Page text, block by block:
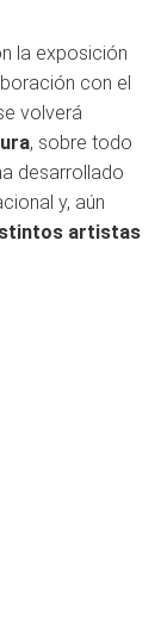
la exposición
con el
volverá
, sobre todo
desarrollado
y, aún
artistas